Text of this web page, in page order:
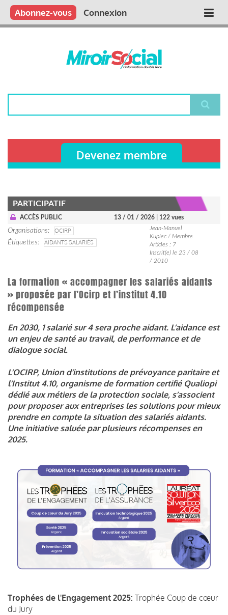
Aller
contenu
Main
Qui sommes nous ?
Vous publiez
Nous publions
Contactez-nous
Abonnez-vous Connexion
Devenez membre
PARTICIPATIF
ACCÈS PUBLIC 13 / 01 / 2026 | 122 vues
Organisations
OCIRP
Étiquettes
AIDANTS SALARIÉS
Jean-Manuel
Kupiec / Membre
Articles : 7
Inscrit(e) le 23 / 08
/ 2010
La formation « accompagner les salariés aidants
» proposée par l’Ocirp et l’institut 4.10
récompensée
En 2030, 1 salarié sur 4 sera proche aidant. L’aidance est
un enjeu de santé au travail, de performance et de
dialogue social.
L’OCIRP, Union d’institutions de prévoyance paritaire et
l’Institut 4.10, organisme de formation certifié Qualiopi
dédié aux métiers de la protection sociale, s’associent
pour proposer aux entreprises les solutions pour mieux
prendre en compte la situation des salariés aidants.
Une initiative saluée par plusieurs récompenses en
2025.
Trophées de l'Engagement 2025: Trophée Coup de cœur
du Jury